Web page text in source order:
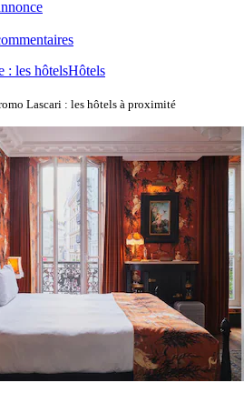
: les hôtelsHôtels
Lascari : les hôtels à proximité